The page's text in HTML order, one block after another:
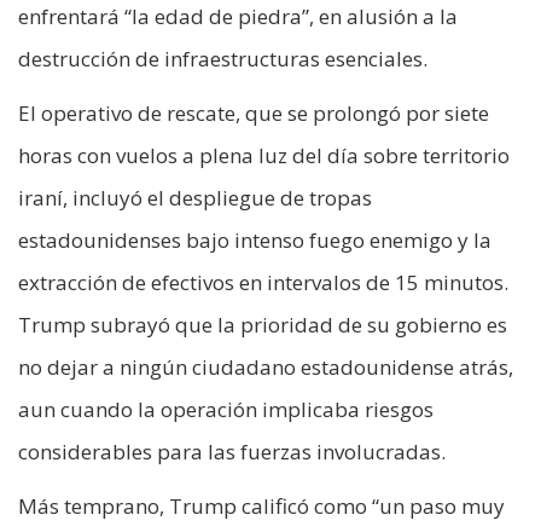
enfrentará “la edad de piedra”, en alusión a la
destrucción de infraestructuras esenciales.
El operativo de rescate, que se prolongó por siete
horas con vuelos a plena luz del día sobre territorio
iraní, incluyó el despliegue de tropas
estadounidenses bajo intenso fuego enemigo y la
extracción de efectivos en intervalos de 15 minutos.
Trump subrayó que la prioridad de su gobierno es
no dejar a ningún ciudadano estadounidense atrás,
aun cuando la operación implicaba riesgos
considerables para las fuerzas involucradas.
Más temprano, Trump calificó como “un paso muy